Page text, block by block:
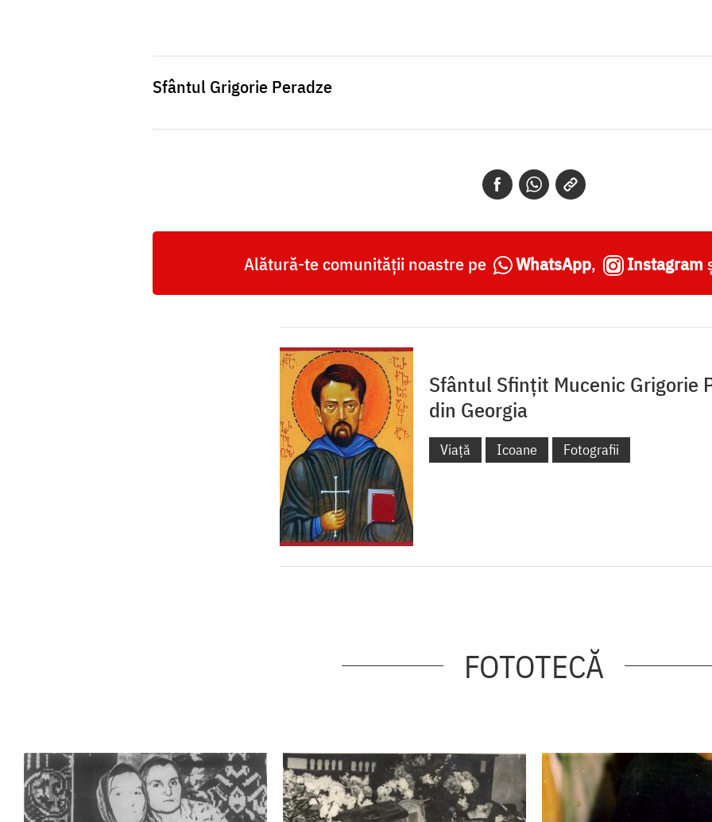
Sfântul Grigorie Peradze
Alătură-te comunității noastre pe WhatsApp, Instagram
Sfântul Sfințit Mucenic Grigorie
din Georgia
Viață Icoane Fotografii
FOTOTECĂ